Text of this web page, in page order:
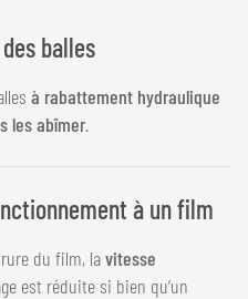
balles
à rabattement hydraulique
les abîmer.
à un film
du film, lavitesse
est réduite si bien qu’un